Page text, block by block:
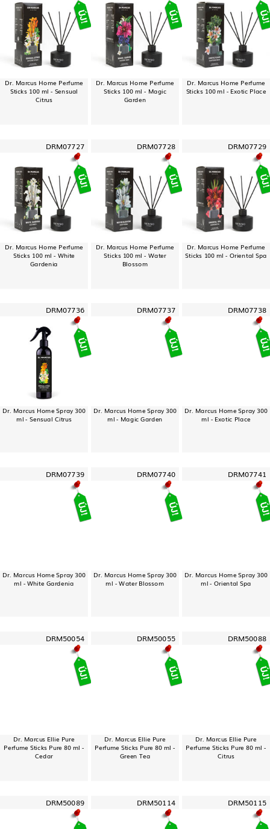
Dr. Marcus Home Perfume
Sticks 100 ml - Sensual
Citrus
Dr. Marcus Home Perfume
Sticks 100 ml - Magic
Garden
Dr. Marcus Home Perfume
Sticks 100 ml - Exotic Place
DRM07727
Dr. Marcus Home Perfume
Sticks 100 ml - White
Gardenia
DRM07728
Dr. Marcus Home Perfume
Sticks 100 ml - Water
Blossom
DRM07729
Dr. Marcus Home Perfume
Sticks 100 ml - Oriental Spa
DRM07736
Dr. Marcus Home Spray 300
ml - Sensual Citrus
DRM07737
Dr. Marcus Home Spray 300
ml - Magic Garden
DRM07738
Dr. Marcus Home Spray 300
ml - Exotic Place
DRM07739
Dr. Marcus Home Spray 300
ml - White Gardenia
DRM07740
Dr. Marcus Home Spray 300
ml - Water Blossom
DRM07741
Dr. Marcus Home Spray 300
ml - Oriental Spa
DRM50054
Dr. Marcus Ellie Pure
Perfume Sticks Pure 80 ml -
Cedar
DRM50055
Dr. Marcus Ellie Pure
Perfume Sticks Pure 80 ml -
Green Tea
DRM50088
Dr. Marcus Ellie Pure
Perfume Sticks Pure 80 ml -
Citrus
DRM50089 DRM50114 DRM50115